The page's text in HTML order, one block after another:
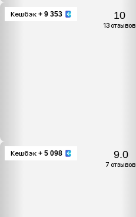
Кешбэк + 9 353 10
13 отзывов
Кешбэк + 5 098 9.0
7 отзывов